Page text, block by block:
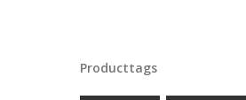
Producttags